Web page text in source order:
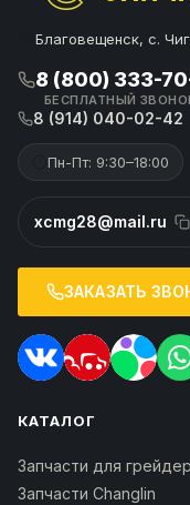
Благовещенск, с.
8 (800) 333-
БЕСПЛАТНЫЙ
8 (914) 040-02-42
Пн-Пт: 9:30–18:00
xcmg28@mail.ru
ЗАКАЗАТЬ
КАТАЛОГ
Запчасти для
Запчасти Changlin